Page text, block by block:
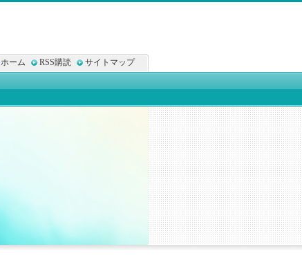
ホーム RSS購読 サイトマップ